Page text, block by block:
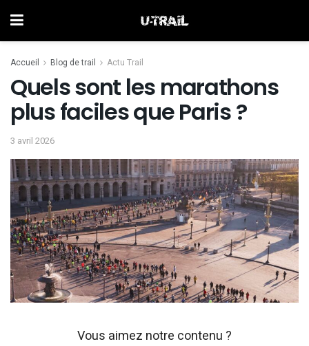
Accueil Blog de trail Actu Trail
Quels sont les marathons
plus faciles que Paris ?
3 avril 2026
Vous aimez notre contenu ?